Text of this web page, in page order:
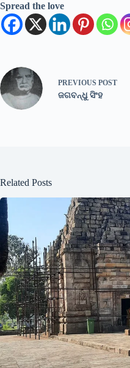
Spread the love
PREVIOUS POST
ଜଗବନ୍ଧୁ ସିଂହ
Related Posts